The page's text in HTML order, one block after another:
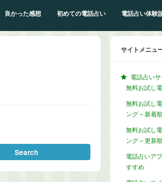
良かった感想 初めての電話占い 電話占い体験
サイトメニュ
電話占い
無料お試し
無料お試し
ング – 新着
無料お試し
ング – 更新
電話占いア
すすめ